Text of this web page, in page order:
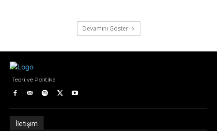
Devamını Göster
Teori ve Politika
İletişim